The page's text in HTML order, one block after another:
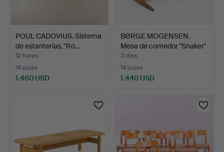
POUL CADOVIUS. Sistema
de estanterías, "Ro…
12 horas
14 pujas
1.460 USD
BØRGE MOGENSEN.
Mesa de comedor "Shaker"
d…
3 días
14 pujas
1.440 USD